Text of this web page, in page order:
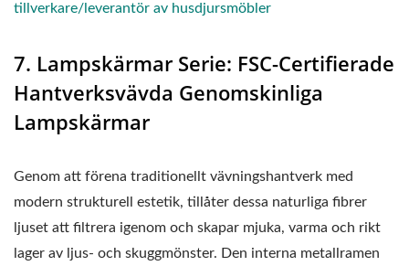
tillverkare/leverantör av husdjursmöbler
7. Lampskärmar Serie: FSC-Certifierade
Hantverksvävda Genomskinliga
Lampskärmar
Genom att förena traditionellt vävningshantverk med
modern strukturell estetik, tillåter dessa naturliga fibrer
ljuset att filtrera igenom och skapar mjuka, varma och rikt
lager av ljus- och skuggmönster. Den interna metallramen